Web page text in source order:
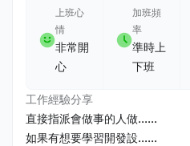
上班心
情
非常開
心
加班頻
率
準時上
下班
工作經驗分享
直接指派會做事的人做......
如果有想要學習開發設......